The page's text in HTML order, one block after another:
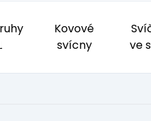
Kovové
svícny
ve